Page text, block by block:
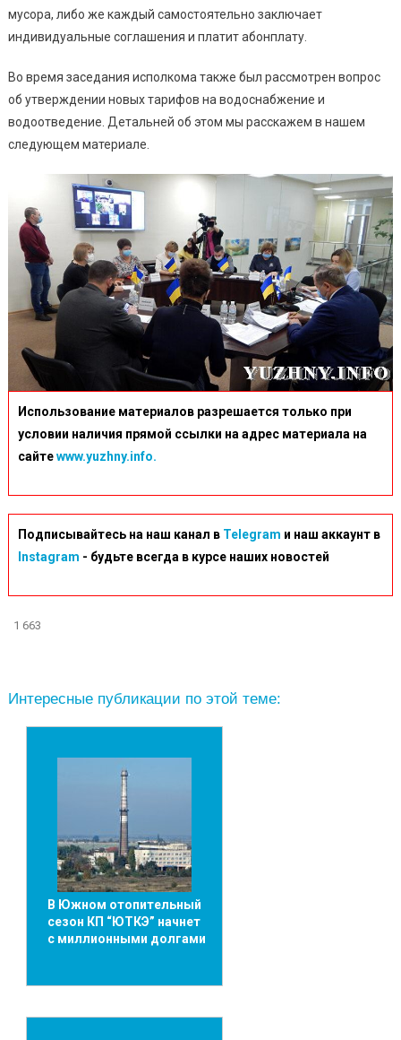
мусора, либо же каждый самостоятельно заключает
индивидуальные соглашения и платит абонплату.
Во время заседания исполкома также был рассмотрен вопрос
об утверждении новых тарифов на водоснабжение и
водоотведение. Детальней об этом мы расскажем в нашем
следующем материале.
Использование материалов разрешается только при
условии наличия прямой ссылки на адрес материала на
сайтеwww.yuzhny.info.
Подписывайтесь на наш канал в Telegram и наш аккаунт в
Instagram - будьте всегда в курсе наших новостей
1 663
Интересные публикации по этой теме:
В Южном отопительный
сезон КП “ЮТКЭ” начнет
с миллионными долгами